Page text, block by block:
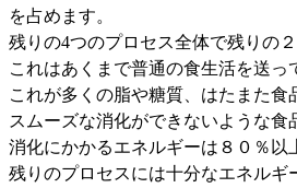
を占めます。
残りの4つのプロセス全体で残りの
これはあくまで普通の食生活を送っ
これが多くの脂や糖質、はたまた食
スムーズな消化ができないような食
消化にかかるエネルギーは８０％以
残りのプロセスには十分なエネルギ